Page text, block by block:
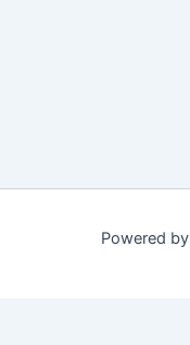
Powered by